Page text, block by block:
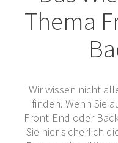
Thema
Wir wissen nicht
finden. Wenn Sie
Front-End oder
Sie hier sicherlich